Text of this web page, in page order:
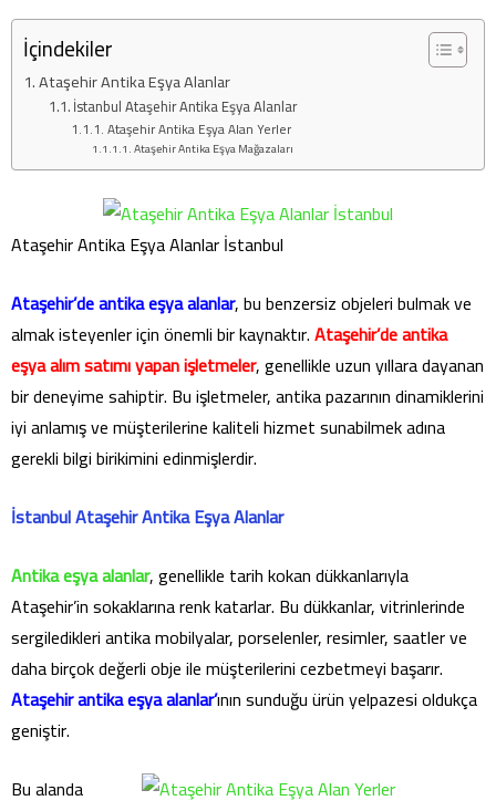
İçindekiler
Ataşehir Antika Eşya Alanlar
İstanbul Ataşehir Antika Eşya Alanlar
Ataşehir Antika Eşya Alan Yerler
Ataşehir Antika Eşya Mağazaları
Ataşehir Antika Eşya Alanlar İstanbul
Ataşehir’de antika eşya alanlar, bu benzersiz objeleri bulmak ve
almak isteyenler için önemli bir kaynaktır.Ataşehir’de antika
eşya alım satımı yapan işletmeler, genellikle uzun yıllara dayanan
bir deneyime sahiptir. Bu işletmeler, antika pazarının dinamiklerini
iyi anlamış ve müşterilerine kaliteli hizmet sunabilmek adına
gerekli bilgi birikimini edinmişlerdir.
İstanbul Ataşehir Antika Eşya Alanlar
Antika eşya alanlar, genellikle tarih kokan dükkanlarıyla
Ataşehir’in sokaklarına renk katarlar. Bu dükkanlar, vitrinlerinde
sergiledikleri antika mobilyalar, porselenler, resimler, saatler ve
daha birçok değerli obje ile müşterilerini cezbetmeyi başarır.
Ataşehir antika eşya alanlar’ının sunduğu ürün yelpazesi oldukça
geniştir.
Bu alanda